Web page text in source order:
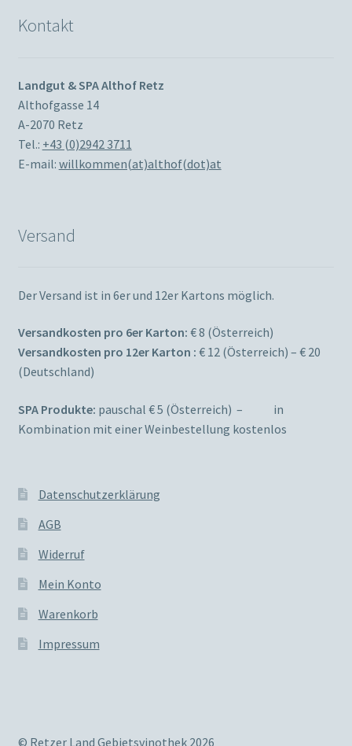
Kontakt
Landgut & SPA Althof Retz
Althofgasse 14
A-2070 Retz
Tel.: +43 (0)2942 3711
E-mail: willkommen(at)althof(dot)at
Versand
Der Versand ist in 6er und 12er Kartons möglich.
Versandkosten pro 6er Karton: € 8 (Österreich)
Versandkosten pro 12er Karton : € 12 (Österreich) – € 20
(Deutschland)
SPA Produkte: pauschal € 5 (Österreich) – in
Kombination mit einer Weinbestellung kostenlos
Datenschutzerklärung
AGB
Widerruf
Mein Konto
Warenkorb
Impressum
© Retzer Land Gebietsvinothek 2026